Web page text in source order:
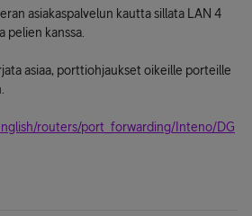
asiakaspalvelun kautta sillata LAN 4
pelien kanssa.
asiaa, porttiohjaukset oikeille porteille
routers/port_forwarding/Inteno/DG